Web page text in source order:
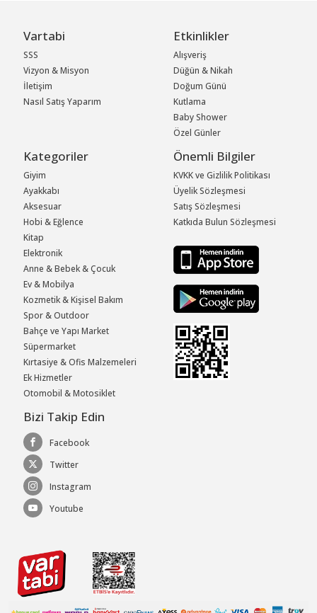
Vartabi
SSS
Vizyon & Misyon
İletişim
Nasıl Satış Yaparım
Etkinlikler
Alışveriş
Düğün & Nikah
Doğum Günü
Kutlama
Baby Shower
Özel Günler
Kategoriler
Giyim
Ayakkabı
Aksesuar
Hobi & Eğlence
Kitap
Elektronik
Anne & Bebek & Çocuk
Ev & Mobilya
Kozmetik & Kişisel Bakım
Spor & Outdoor
Bahçe ve Yapı Market
Süpermarket
Kırtasiye & Ofis Malzemeleri
Ek Hizmetler
Otomobil & Motosiklet
Önemli Bilgiler
KVKK ve Gizlilik Politikası
Üyelik Sözleşmesi
Satış Sözleşmesi
Katkıda Bulun Sözleşmesi
Bizi Takip Edin
Facebook
Twitter
Instagram
Youtube